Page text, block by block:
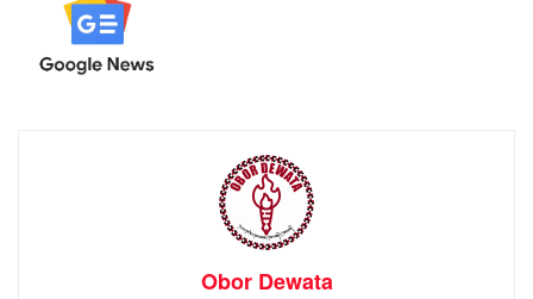
Obor Dewata